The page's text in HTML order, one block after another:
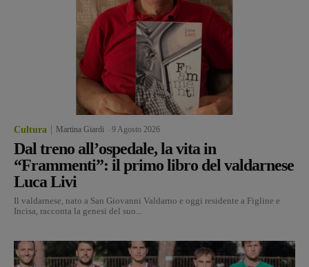
Cultura Martina Giardi 9 Agosto 2026
Dal treno all’ospedale, la vita in
“Frammenti”: il primo libro del valdarnese
Luca Livi
Il valdarnese, nato a San Giovanni Valdarno e oggi residente a Figline e
Incisa, racconta la genesi del suo...